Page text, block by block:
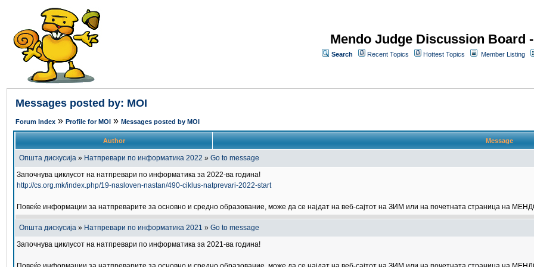
Mendo Judge Discussion Board
Search Recent Topics Hottest Topics Member Listing
Messages posted by: MOI
Forum Index » Profile for MOI » Messages posted by MOI
Author Message
Општа дискусија » Натпревари по информатика 2022 » Go to message
Започнува циклусот на натпревари по информатика за 2022-ва година!
http://cs.org.mk/index.php/19-nasloven-nastan/490-ciklus-natprevari-2022-start
Повеќе информации за натпреварите за основно и средно образование, може да се најдат на веб-сајтот на ЗИМ или на почетната страница на
Општа дискусија » Натпревари по информатика 2021 » Go to message
Започнува циклусот на натпревари по информатика за 2021-ва година!